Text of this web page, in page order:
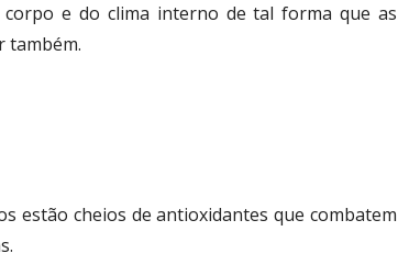
e do clima interno de tal forma que as
também.
estão cheios de antioxidantes que combatem